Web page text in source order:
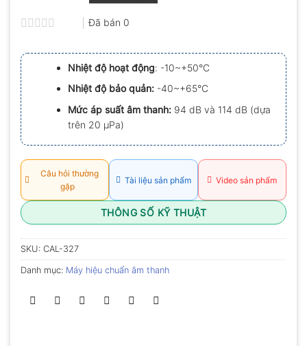
xếp
hạng
0.0
5
sao
Đã bán 0
Nhiệt độ hoạt động: -10~+50°C
Nhiệt độ bảo quản: -40~+65°C
Mức áp suất âm thanh: 94 dB và 114 dB (dựa
trên 20 µPa)
Câu hỏi thường
gặp
Tài liệu sản phẩm Video sản phẩm
THÔNG SỐ KỸ THUẬT
SKU: CAL-327
Danh mục: Máy hiệu chuẩn âm thanh